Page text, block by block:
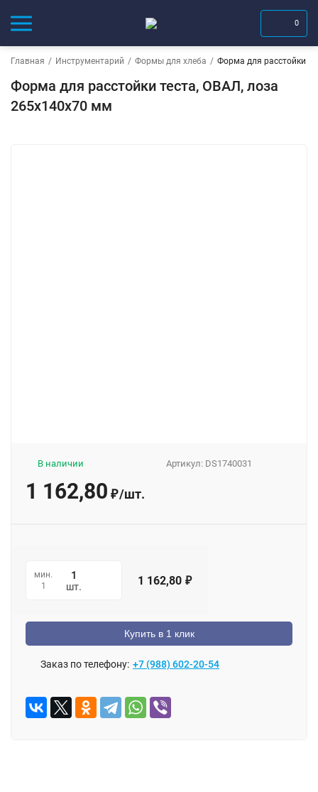
0
Главная / Инструментарий / Формы для хлеба / Форма для расстойки
Форма для расстойки теста, ОВАЛ, лоза
265х140х70 мм
Артикул: DS1740031
В наличии
1 162,80 ₽/шт.
мин.
1
шт. 1 162,80 ₽
Купить в 1 клик
Заказ по телефону: +7 (988) 602-20-54